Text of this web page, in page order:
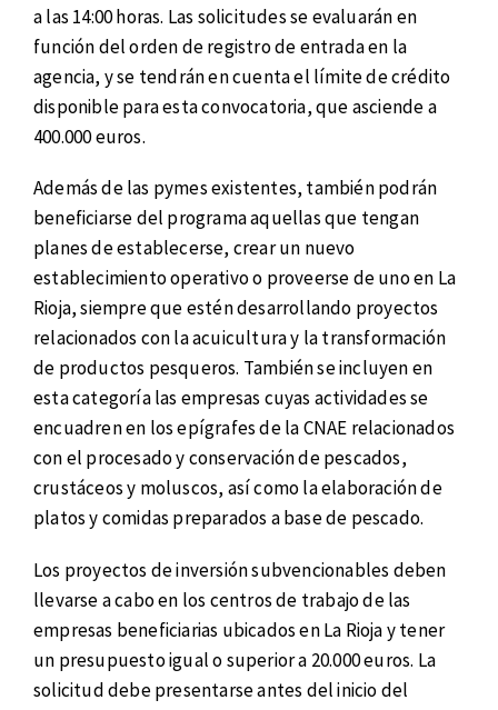
a las 14:00 horas. Las solicitudes se evaluarán en
función del orden de registro de entrada en la
agencia, y se tendrán en cuenta el límite de crédito
disponible para esta convocatoria, que asciende a
400.000 euros.
Además de las pymes existentes, también podrán
beneficiarse del programa aquellas que tengan
planes de establecerse, crear un nuevo
establecimiento operativo o proveerse de uno en La
Rioja, siempre que estén desarrollando proyectos
relacionados con la acuicultura y la transformación
de productos pesqueros. También se incluyen en
esta categoría las empresas cuyas actividades se
encuadren en los epígrafes de la CNAE relacionados
con el procesado y conservación de pescados,
crustáceos y moluscos, así como la elaboración de
platos y comidas preparados a base de pescado.
Los proyectos de inversión subvencionables deben
llevarse a cabo en los centros de trabajo de las
empresas beneficiarias ubicados en La Rioja y tener
un presupuesto igual o superior a 20.000 euros. La
solicitud debe presentarse antes del inicio del